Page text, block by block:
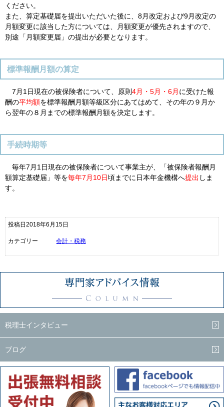
ください。
また、算定基礎届を提出いただいた後に、8月改定および9月改定の
月額変更に該当した方については、月額変更が優先されますので、
別途「月額変更届」の提出が必要となります。
標準報酬月額の算定
7月1日現在の被保険者について、原則 4月・5月・6月 に受けた報
酬の平均額を標準報酬月額等級区分にあてはめて、その年の９月か
ら翌年の８月までの標準報酬月額を決定します。
手続時期等
毎年7月1日現在の被保険者について事業主が、「被保険者報酬月
額算定基礎届」等を毎年7月10日頃までに日本年金機構へ提出 しま
す。
投稿日2018年6月15日
カテゴリー 会計・税務
税理士インタビュー
ブログ